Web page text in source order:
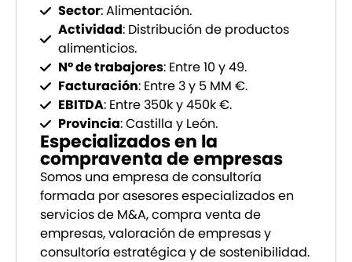
Sector: Alimentación.
Actividad: Distribución de productos
alimenticios.
Nº de trabajores: Entre 10 y 49.
Facturación: Entre 3 y 5 MM €.
EBITDA: Entre 350k y 450k €.
Provincia: Castilla y León.
Especializados en la
compraventa de empresas
Somos una empresa de consultoría
formada por asesores especializados en
servicios de M&A, compra venta de
empresas, valoración de empresas y
consultoría estratégica y de sostenibilidad.